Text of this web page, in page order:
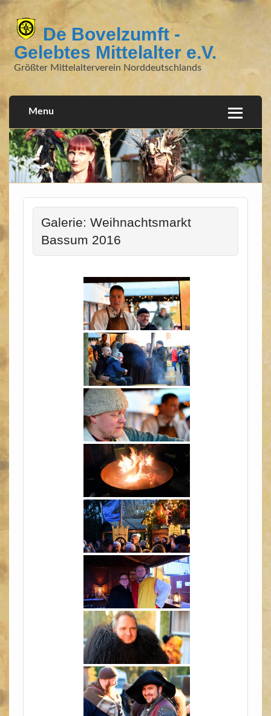
De Bovelzumft -
Gelebtes Mittelalter e.V.
Größter Mittelalterverein Norddeutschlands
Menu
Galerie: Weihnachtsmarkt
Bassum 2016